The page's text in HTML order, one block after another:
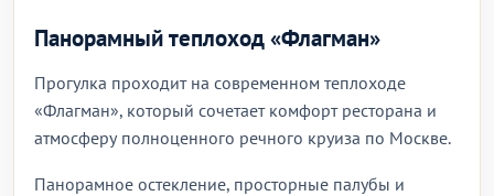
Панорамный теплоход «Флагман»
Прогулка проходит на современном теплоходе
«Флагман», который сочетает комфорт ресторана и
атмосферу полноценного речного круиза по Москве.
Панорамное остекление, просторные палубы и